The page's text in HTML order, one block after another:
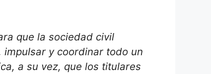
que la sociedad civil
impulsar y coordinar todo un
a su vez, que los titulares